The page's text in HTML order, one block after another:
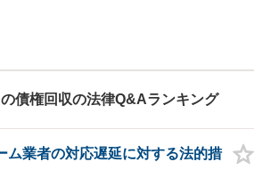
にご相談ください。
債権回収の法律Q&Aランキング
ム業者の対応遅延に対する法的措